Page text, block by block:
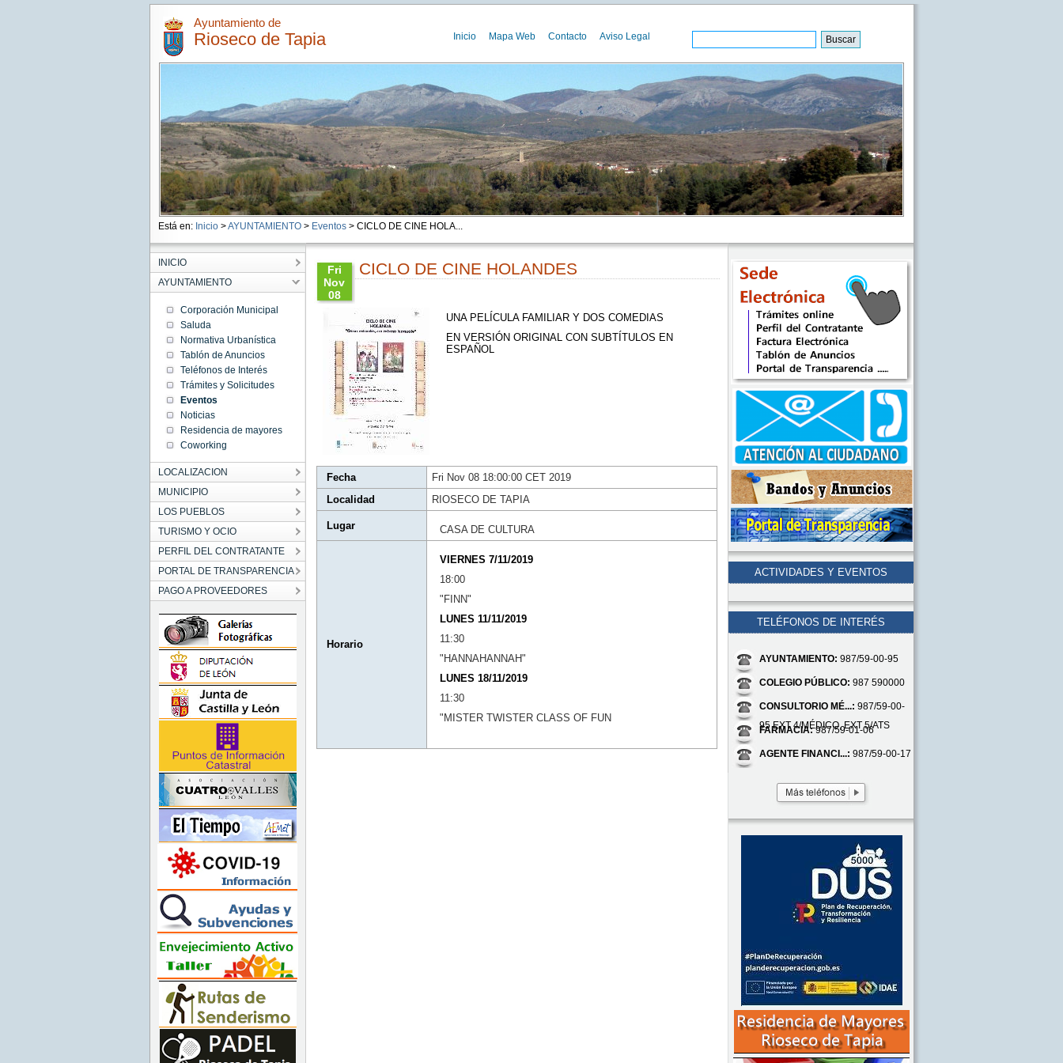
Ayuntamiento de
Rioseco de Tapia Inicio Mapa Web Contacto Aviso Legal
Está en: Inicio >AYUNTAMIENTO> Eventos> CICLO DE CINE HOLA...
INICIO
AYUNTAMIENTO
Corporación Municipal
Saluda
Normativa Urbanística
Tablón de Anuncios
Teléfonos de Interés
Trámites y Solicitudes
Eventos
Noticias
Residencia de mayores
Coworking
LOCALIZACION
MUNICIPIO
LOS PUEBLOS
TURISMO Y OCIO
PERFIL DEL CONTRATANTE
PORTAL DE TRANSPARENCIA
PAGO A PROVEEDORES
Fri
Nov
08
2019
Fri Nov
08
18:00:00
CET
2019
Fri Nov
08
18:00:00
CET
CICLO DE CINE HOLANDES
UNA PELÍCULA FAMILIAR Y DOS COMEDIAS
EN VERSIÓN ORIGINAL CON SUBTÍTULOS EN
ESPAÑOL
Fecha
Fri Nov 08 18:00:00 CET 2019
Localidad
RIOSECO DE TAPIA
Lugar CASA DE CULTURA
Horario
VIERNES 7/11/2019
18:00
"FINN"
LUNES 11/11/2019
11:30
"HANNAHANNAH"
LUNES 18/11/2019
11:30
"MISTER TWISTER CLASS OF FUN
ACTIVIDADES Y EVENTOS
TELÉFONOS DE INTERÉS
AYUNTAMIENTO: 987/59-00-95
COLEGIO PÚBLICO: 987 590000
CONSULTORIO MÉ...: 987/59-00-
95 EXT 4/MÉDICO, EXT 5/ATS
FARMACIA:987/59-01-06
AGENTE FINANCI...: 987/59-00-17